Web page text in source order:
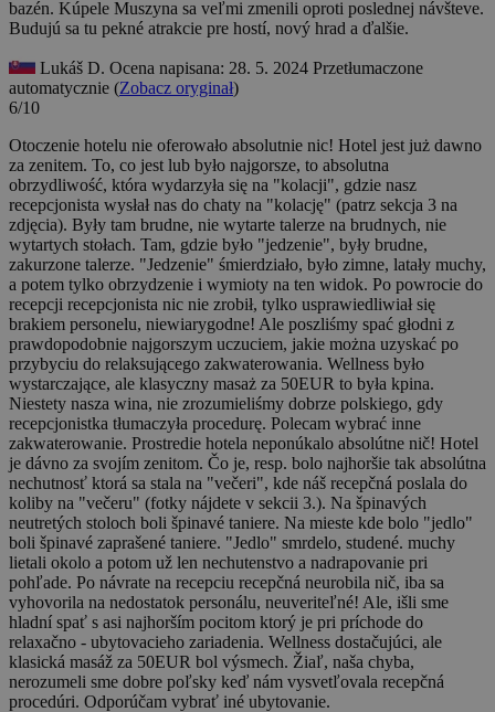
bazén. Kúpele Muszyna sa veľmi zmenili oproti poslednej návšteve.
Budujú sa tu pekné atrakcie pre hostí, nový hrad a ďalšie.
Lukáš D. Ocena napisana: 28. 5. 2024 Przetłumaczone
automatycznie (Zobacz oryginał)
6/10
Otoczenie hotelu nie oferowało absolutnie nic! Hotel jest już dawno
za zenitem. To, co jest lub było najgorsze, to absolutna
obrzydliwość, która wydarzyła się na "kolacji", gdzie nasz
recepcjonista wysłał nas do chaty na "kolację" (patrz sekcja 3 na
zdjęcia). Były tam brudne, nie wytarte talerze na brudnych, nie
wytartych stołach. Tam, gdzie było "jedzenie", były brudne,
zakurzone talerze. "Jedzenie" śmierdziało, było zimne, latały muchy,
a potem tylko obrzydzenie i wymioty na ten widok. Po powrocie do
recepcji recepcjonista nic nie zrobił, tylko usprawiedliwiał się
brakiem personelu, niewiarygodne! Ale poszliśmy spać głodni z
prawdopodobnie najgorszym uczuciem, jakie można uzyskać po
przybyciu do relaksującego zakwaterowania. Wellness było
wystarczające, ale klasyczny masaż za 50EUR to była kpina.
Niestety nasza wina, nie zrozumieliśmy dobrze polskiego, gdy
recepcjonistka tłumaczyła procedurę. Polecam wybrać inne
zakwaterowanie. Prostredie hotela neponúkalo absolútne nič! Hotel
je dávno za svojím zenitom. Čo je, resp. bolo najhoršie tak absolútna
nechutnosť ktorá sa stala na "večeri", kde náš recepčná poslala do
koliby na "večeru" (fotky nájdete v sekcii 3.). Na špinavých
neutretých stoloch boli špinavé taniere. Na mieste kde bolo "jedlo"
boli špinavé zaprašené taniere. "Jedlo" smrdelo, studené. muchy
lietali okolo a potom už len nechutenstvo a nadrapovanie pri
pohľade. Po návrate na recepciu recepčná neurobila nič, iba sa
vyhovorila na nedostatok personálu, neuveriteľné! Ale, išli sme
hladní spať s asi najhorším pocitom ktorý je pri príchode do
relaxačno - ubytovacieho zariadenia. Wellness dostačujúci, ale
klasická masáž za 50EUR bol výsmech. Žiaľ, naša chyba,
nerozumeli sme dobre poľsky keď nám vysvetľovala recepčná
procedúri. Odporúčam vybrať iné ubytovanie.